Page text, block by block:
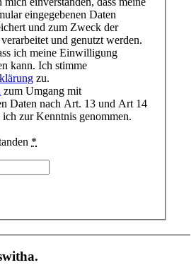
eingegebenen Daten
und zum Zweck der
und genutzt werden.
ich meine Einwilligung
kann. Ich stimme
zu.
zum Umgang mit
Daten nach Art. 13 und Art 14
zur Kenntnis genommen.
*